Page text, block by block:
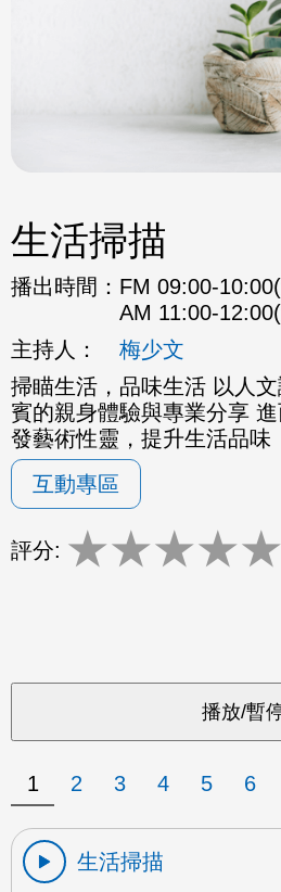
生活掃描
播出時間： FM 09:00-
AM 11:00-
主持人：
梅少文
掃瞄生活，品味生活 以人
賓的親身體驗與專業分享
發藝術性靈，提升生活品味
互動專區
評分: ★★★★★
1 2 3 4 5 6
生活掃描